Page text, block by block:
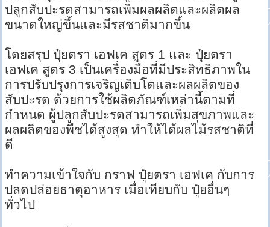
ปลูกสับปะรดสามารถเพิ่มผลผลิตและผลิตผล
ขนาดใหญ่ขึ้นและมีรสชาติมากขึ้น
โดยสรุป ปุ๋ยตรา เอฟเค สูตร 1 และ ปุ๋ยตรา
เอฟเค สูตร 3 เป็นเครื่องมือที่มีประสิทธิภาพใน
การปรับปรุงการเจริญเติบโตและผลผลิตของ
สับปะรด ด้วยการใช้ผลิตภัณฑ์เหล่านี้ตามที่
กำหนด ผู้ปลูกสับปะรดสามารถเพิ่มสุขภาพและ
ผลผลิตของพืชได้สูงสุด ทำให้ได้ผลไม้รสชาติที่
ดี
ทำความเข้าใจกับ กราฟ ปุ๋ยตรา เอฟเค กับการ
ปลดปล่อยธาตุอาหาร เมื่อเทียบกับ ปุ๋ยอื่นๆ
ทั่วไป